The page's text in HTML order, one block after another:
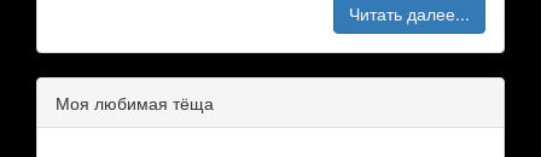
Читать далее...
Моя любимая тёща